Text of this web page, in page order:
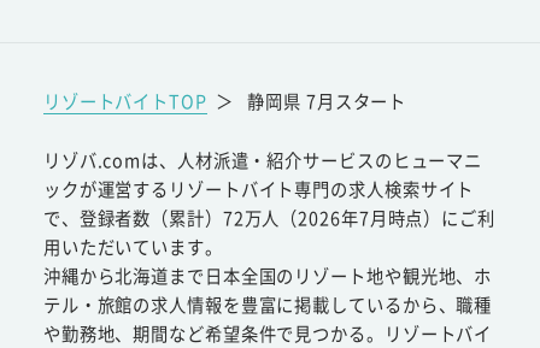
リゾートバイトTOP ＞ 静岡県 7月スタート
リゾバ.comは、人材派遣・紹介サービスのヒューマニ
ックが運営するリゾートバイト専門の求人検索サイト
で、登録者数（累計）72万人（2026年7月時点）にご利
用いただいています。
沖縄から北海道まで日本全国のリゾート地や観光地、ホ
テル・旅館の求人情報を豊富に掲載しているから、職種
や勤務地、期間など希望条件で見つかる。リゾートバイ